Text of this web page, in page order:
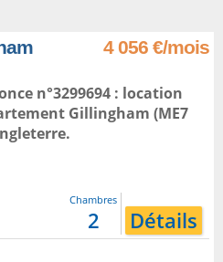
4 056 €/mois
n°3299694 : location
Gillingham (ME7
.
Chambres
2 Détails